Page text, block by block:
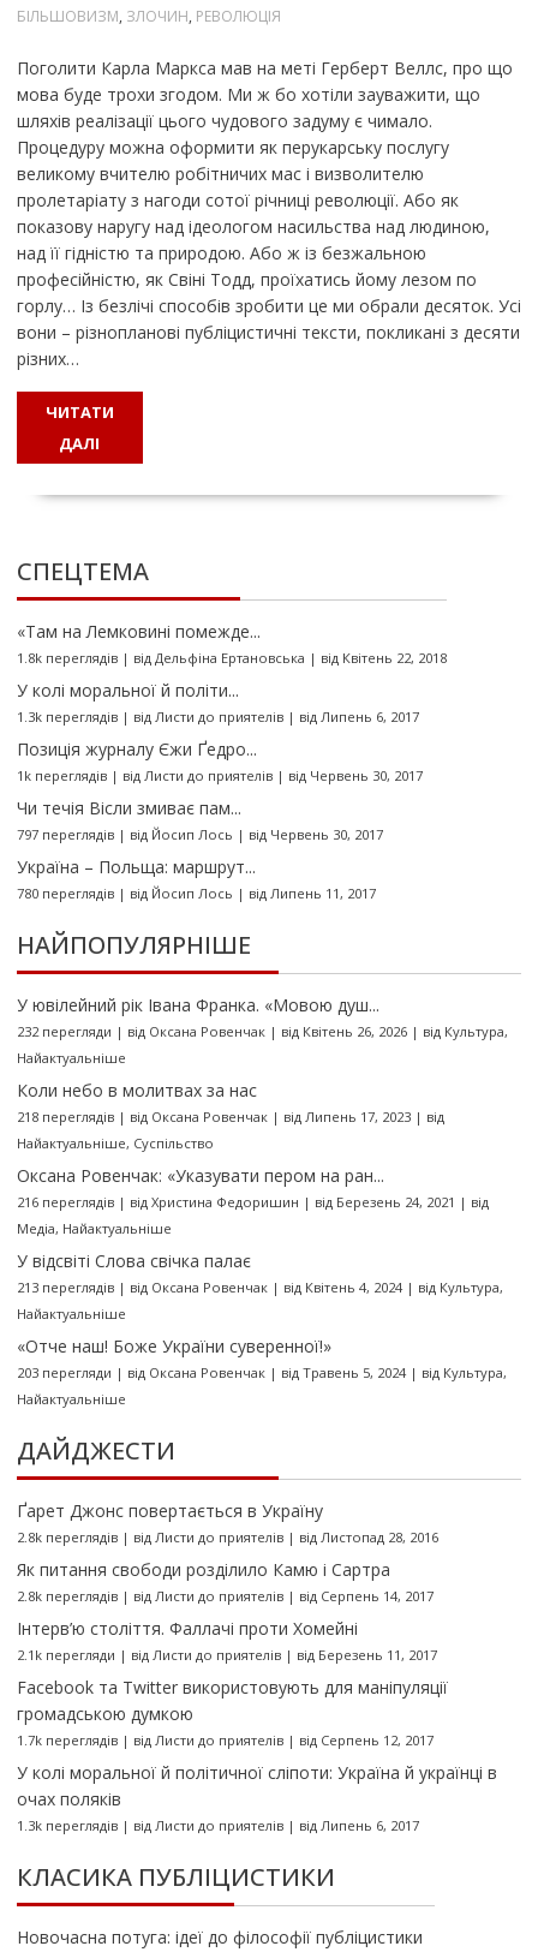
БІЛЬШОВИЗМ, ЗЛОЧИН, РЕВОЛЮЦІЯ
Поголити Карла Маркса мав на меті Герберт Веллс, про що
мова буде трохи згодом. Ми ж бо хотіли зауважити, що
шляхів реалізації цього чудового задуму є чимало.
Процедуру можна оформити як перукарську послугу
великому вчителю робітничих мас і визволителю
пролетаріату з нагоди сотої річниці революції. Або як
показову наругу над ідеологом насильства над людиною,
над її гідністю та природою. Або ж із безжальною
професійністю, як Свіні Тодд, проїхатись йому лезом по
горлу… Із безлічі способів зробити це ми обрали десяток. Усі
вони – різнопланові публіцистичні тексти, покликані з десяти
різних…
ЧИТАТИ
ДАЛІ
СПЕЦТЕМА
«Там на Лемковині помежде...
1.8k переглядів| від Дельфіна Ертановська | від Квітень 22, 2018
У колі моральної й політи...
1.3k переглядів| від Листи до приятелів| від Липень 6, 2017
Позиція журналу Єжи Ґедро...
1k переглядів| від Листи до приятелів| від Червень 30, 2017
Чи течія Вісли змиває пам...
797 переглядів| від Йосип Лось | від Червень 30, 2017
Україна – Польща: маршрут...
780 переглядів| від Йосип Лось | від Липень 11, 2017
НАЙПОПУЛЯРНІШЕ
У ювілейний рік Івана Франка. «Мовою душ...
232 перегляди | від Оксана Ровенчак| від Квітень 26, 2026| від Культура,
Найактуальніше
Коли небо в молитвах за нас
218 переглядів| від Оксана Ровенчак| від Липень 17, 2023| від
Найактуальніше, Суспільство
Оксана Ровенчак: «Указувати пером на ран...
216 переглядів| від Христина Федоришин | від Березень 24, 2021 | від
Медіа, Найактуальніше
У відсвіті Слова свічка палає
213 переглядів| від Оксана Ровенчак| від Квітень 4, 2024| від Культура,
Найактуальніше
«Отче наш! Боже України суверенної!»
203 перегляди | від Оксана Ровенчак| від Травень 5, 2024| від Культура,
Найактуальніше
ДАЙДЖЕСТИ
Ґарет Джонс повертається в Україну
2.8k переглядів| від Листи до приятелів| від Листопад 28, 2016
Як питання свободи розділило Камю і Сартра
2.8k переглядів| від Листи до приятелів| від Серпень 14, 2017
Інтерв’ю століття. Фаллачі проти Хомейні
2.1k перегляди | від Листи до приятелів| від Березень 11, 2017
Facebook та Twitter використовують для маніпуляції
громадською думкою
1.7k переглядів| від Листи до приятелів| від Серпень 12, 2017
У колі моральної й політичної сліпоти: Україна й українці в
очах поляків
1.3k переглядів| від Листи до приятелів| від Липень 6, 2017
КЛАСИКА ПУБЛІЦИСТИКИ
Новочасна потуга: ідеї до філософії публіцистики